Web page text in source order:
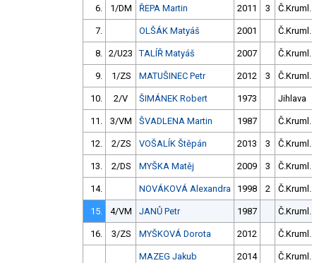
6. 1/DM ŘEPA Martin 2011 3 Č.Kruml.
7. OLŠÁK Matyáš 2001 Č.Kruml.
8. 2/U23 TALÍŘ Matyáš 2007 Č.Kruml.
9. 1/ZS MATUŠINEC Petr 2012 3 Č.Kruml.
10. 2/V ŠIMÁNEK Robert 1973 Jihlava
11. 3/VM ŠVADLENA Martin 1987 Č.Kruml.
12. 2/ZS VOŠALÍK Štěpán 2013 3 Č.Kruml.
13. 2/DS MYŠKA Matěj 2009 3 Č.Kruml.
14. NOVÁKOVÁ Alexandra 1998 2 Č.Kruml.
15. 4/VM JANŮ Petr 1987 Č.Kruml.
16. 3/ZS MYŠKOVÁ Dorota 2012 Č.Kruml.
MAZEG Jakub 2014 Č.Kruml.